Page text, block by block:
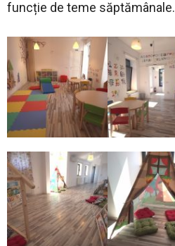
funcție de teme săptămânale.